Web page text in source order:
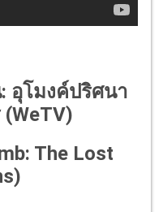
: อุโมงค์ปริศนา
(WeTV)
The Lost